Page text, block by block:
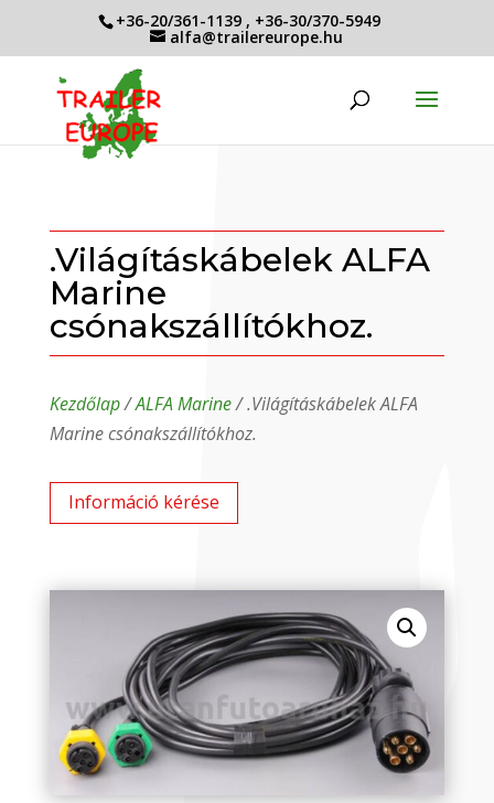
+36-20/361-1139 , +36-30/370-5949
alfa@trailereurope.hu
.Világításkábelek ALFA
Marine
csónakszállítókhoz.
Kezdőlap/ALFA Marine/ .Világításkábelek ALFA
Marine csónakszállítókhoz.
Információ kérése